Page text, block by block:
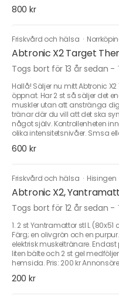
800 kr
Friskvård och hälsa ·
Abtronic X2 Target
Togs bort för 13 år sedan -
Hallå! Säljer nu mitt Abtronic
öppnat. Har 2 st så säljer det
muskler utan att anstränga
tränar där du vill att det ska
något själv. Kontrollenheten
olika intensitetsnivåer. Smsa
600 kr
Friskvård och hälsa · Hisingen
Abtronic X2,
Togs bort för 12 år sedan -
1. 2 st Yantramattor stl L
Färg; en olivgrön och en
elektrisk muskeltränare.
liten bälte och 2 st gel
hemsida. Pris: 200 kr
200 kr